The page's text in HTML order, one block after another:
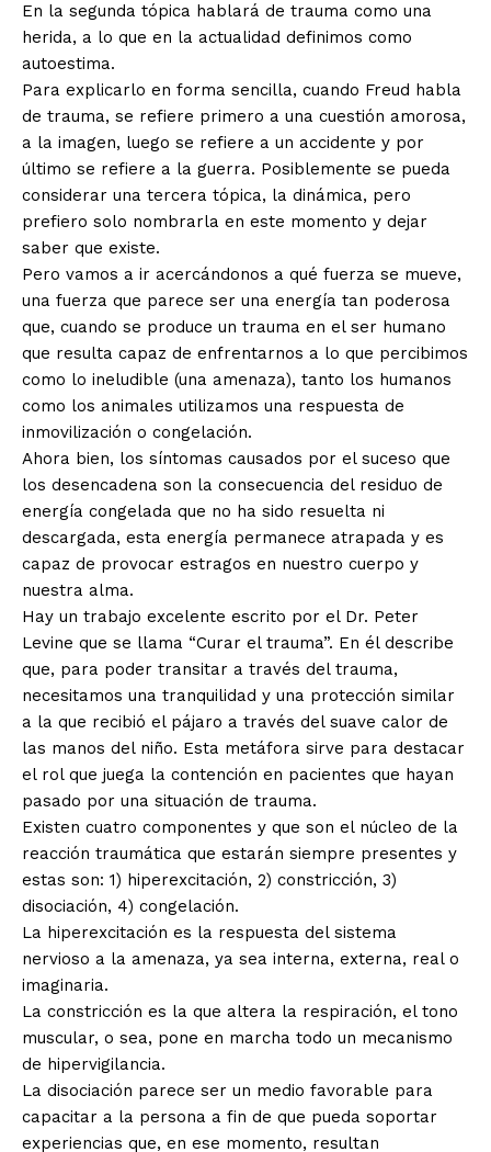
En la segunda tópica hablará de trauma como una
herida, a lo que en la actualidad definimos como
autoestima.
Para explicarlo en forma sencilla, cuando Freud habla
de trauma, se refiere primero a una cuestión amorosa,
a la imagen, luego se refiere a un accidente y por
último se refiere a la guerra. Posiblemente se pueda
considerar una tercera tópica, la dinámica, pero
prefiero solo nombrarla en este momento y dejar
saber que existe.
Pero vamos a ir acercándonos a qué fuerza se mueve,
una fuerza que parece ser una energía tan poderosa
que, cuando se produce un trauma en el ser humano
que resulta capaz de enfrentarnos a lo que percibimos
como lo ineludible (una amenaza), tanto los humanos
como los animales utilizamos una respuesta de
inmovilización o congelación.
Ahora bien, los síntomas causados por el suceso que
los desencadena son la consecuencia del residuo de
energía congelada que no ha sido resuelta ni
descargada, esta energía permanece atrapada y es
capaz de provocar estragos en nuestro cuerpo y
nuestra alma.
Hay un trabajo excelente escrito por el Dr. Peter
Levine que se llama “Curar el trauma”. En él describe
que, para poder transitar a través del trauma,
necesitamos una tranquilidad y una protección similar
a la que recibió el pájaro a través del suave calor de
las manos del niño. Esta metáfora sirve para destacar
el rol que juega la contención en pacientes que hayan
pasado por una situación de trauma.
Existen cuatro componentes y que son el núcleo de la
reacción traumática que estarán siempre presentes y
estas son: 1) hiperexcitación, 2) constricción, 3)
disociación, 4) congelación.
La hiperexcitación es la respuesta del sistema
nervioso a la amenaza, ya sea interna, externa, real o
imaginaria.
La constricción es la que altera la respiración, el tono
muscular, o sea, pone en marcha todo un mecanismo
de hipervigilancia.
La disociación parece ser un medio favorable para
capacitar a la persona a fin de que pueda soportar
experiencias que, en ese momento, resultan